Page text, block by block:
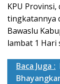
KPU
tingkatannya
Bawaslu
lambat 1 Hari
Baca Juga :